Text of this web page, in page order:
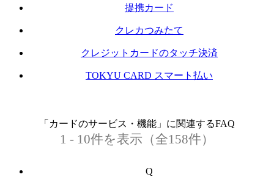
提携カード
クレカつみたて
クレジットカードのタッチ決済
TOKYU CARD スマート払い
「カードのサービス・機能」に関連するFAQ
1 - 10件を表示（全158件）
Q